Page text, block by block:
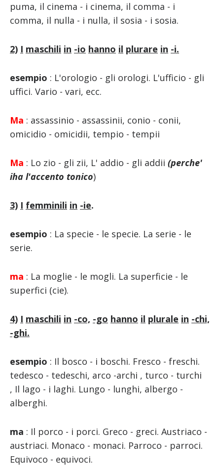
puma, il cinema - i cinema, il comma - i
comma, il nulla - i nulla, il sosia - i sosia.
2) I maschili in -io hanno il plurare in -i.
esempio : L'orologio - gli orologi. L'ufficio - gli
uffici. Vario - vari, ecc.
Ma : assassinio - assassinii, conio - conii,
omicidio - omicidii, tempio - tempii
Ma : Lo zio - gli zii, L' addio - gli addii (perche'
iha l'accento tonico)
3) I femminili in -ie.
esempio : La specie - le specie. La serie - le
serie.
ma : La moglie - le mogli. La superficie - le
superfici (cie).
4) I maschili in -co, -go hanno il plurale in -chi,
-ghi.
esempio : Il bosco - i boschi. Fresco - freschi.
tedesco - tedeschi, arco -archi , turco - turchi
, Il lago - i laghi. Lungo - lunghi, albergo -
alberghi.
ma : Il porco - i porci. Greco - greci. Austriaco -
austriaci. Monaco - monaci. Parroco - parroci.
Equivoco - equivoci.